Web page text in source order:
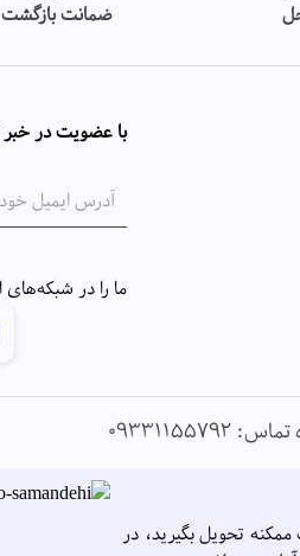
ضمانت بازگشت
با عضویت در خبر
ما را در شبکه‌های
09331155792
تحویل بگیرید، در